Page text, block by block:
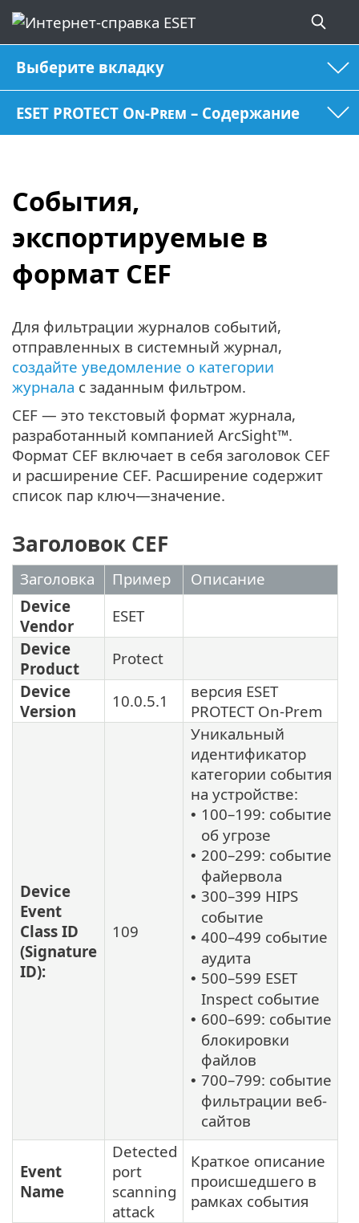
Выберите вкладку
ESET PROTECT On-Prem – Содержание
События,
экспортируемые в
формат CEF
Для фильтрации журналов событий,
отправленных в системный журнал,
создайте уведомление о категории
журнала с заданным фильтром.
CEF — это текстовый формат журнала,
разработанный компанией ArcSight™.
Формат CEF включает в себя заголовок CEF
и расширение CEF. Расширение содержит
список пар ключ—значение.
Заголовок CEF
Заголовкa Пример
Описание
Device
Vendor
ESET
Device
Product
Protect
Device
Version
10.0.5.1
версия ESET
PROTECT On-Prem
Device
Event
Class ID
(Signature
ID):
109
Уникальный
идентификатор
категории события
на устройстве:
• 100–199: событие
об угрозе
• 200–299: событие
файервола
• 300–399 HIPS
событие
• 400–499 событие
аудита
• 500–599 ESET
Inspect событие
• 600–699: событие
блокировки
файлов
• 700–799: событие
фильтрации веб-
сайтов
Event
Name
Detected
port
scanning
attack
Краткое описание
происшедшего в
рамках события